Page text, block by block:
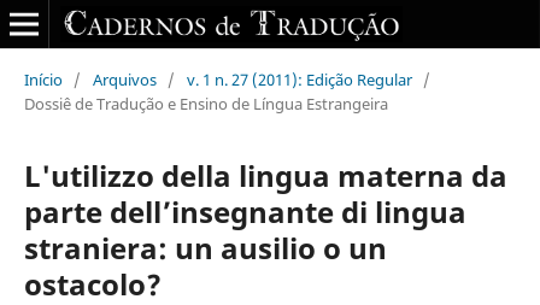
Início / Arquivos / v. 1 n. 27 (2011): Edição Regular /
Dossiê de Tradução e Ensino de Língua Estrangeira
L'utilizzo della lingua materna da
parte dell’insegnante di lingua
straniera: un ausilio o un
ostacolo?